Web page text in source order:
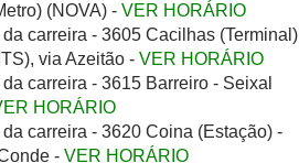
(NOVA) - VER HORÁRIO
da carreira - 3605 Cacilhas (Terminal)
via Azeitão - VER HORÁRIO
carreira - 3615 Barreiro - Seixal
HORÁRIO
da carreira - 3620 Coina (Estação) -
- VER HORÁRIO